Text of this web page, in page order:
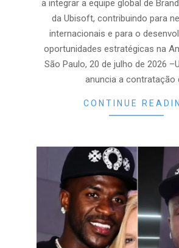
a integrar a equipe global de
da Ubisoft, contribuindo para
internacionais e para o
oportunidades estratégicas na
São Paulo, 20 de julho de 2026
anuncia a contratação
CONTINUE